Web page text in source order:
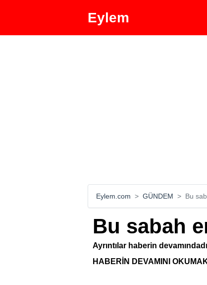
Eylem
Eylem.com GÜNDEM Bu
Bu sabah
Ayrıntılar haberin
HABERİN DEVAMINI